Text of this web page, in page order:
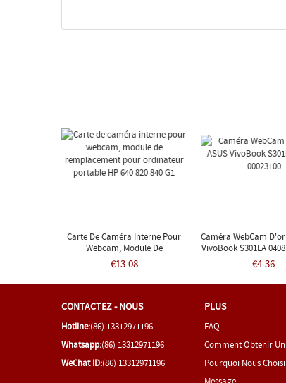
Carte De Caméra Interne Pour
Webcam, Module De
Remplacement Pour Ordinateur
Portable HP 640 820 840 G1
€13.08
Caméra WebCam
VivoBook S301LA
€4.36
CONTACTEZ - NOUS
Hotline:(86) 13312971196
Whatsapp:(86) 13312971196
WeChat ID:(86) 13312971196
PLUS
FAQ
Comment Obtenir
Pourquoi Nous